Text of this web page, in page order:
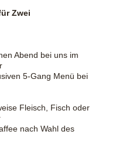
Zwei
Abend bei uns im
5-Gang Menü bei
Fleisch, Fisch oder
nach Wahl des